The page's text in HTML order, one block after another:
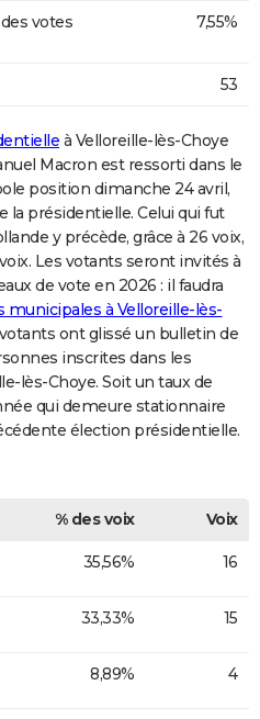
votes
7,55%
53
à Velloreille-lès-Choye
Macron est ressorti dans le
position dimanche 24 avril,
la présidentielle. Celui qui fut
y précède, grâce à 26 voix,
Les votants seront invités à
de vote en 2026 : il faudra
municipales à Velloreille-lès-
ont glissé un bulletin de
inscrites dans les
lès-Choye. Soit un taux de
qui demeure stationnaire
élection présidentielle.
% des voix
Voix
35,56% 16
33,33% 15
8,89% 4